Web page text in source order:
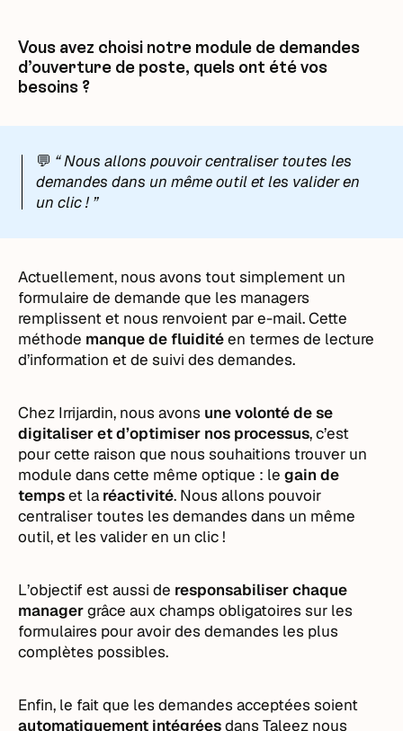
Vous avez choisi notre module de demandes
d’ouverture de poste, quels ont été vos
besoins ?
💬 “ Nous allons pouvoir centraliser toutes les
demandes dans un même outil et les valider en
un clic ! ”
Actuellement, nous avons tout simplement un
formulaire de demande que les managers
remplissent et nous renvoient par e-mail. Cette
méthode manque de fluiditéen termes de lecture
d’information et de suivi des demandes.
Chez Irrijardin, nous avons une volonté de se
digitaliser et d’optimiser nos processus, c’est
pour cette raison que nous souhaitions trouver un
module dans cette même optique : legain de
tempset laréactivité. Nous allons pouvoir
centraliser toutes les demandes dans un même
outil, et les valider en un clic !
L’objectif est aussi de responsabiliser chaque
managergrâce aux champs obligatoires sur les
formulaires pour avoir des demandes les plus
complètes possibles.
Enfin, le fait que les demandes acceptées soient
automatiquement intégréesdans Taleez nous